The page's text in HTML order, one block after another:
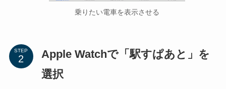
乗りたい電車を表示させる
STEP
Apple Watchで「駅すぱあと」を
選択